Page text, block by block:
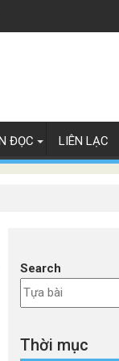
Lan
ĐỌC LIÊN LẠC
Search
Thời mục